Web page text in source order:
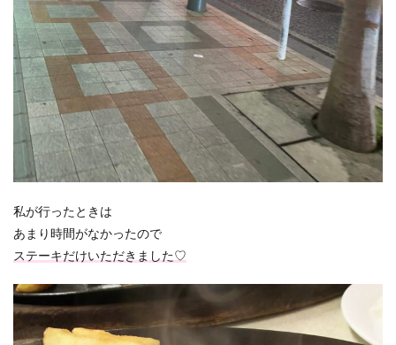
私が行ったときは
あまり時間がなかったので
ステーキだけいただきました♡